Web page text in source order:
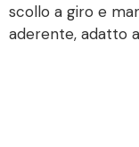
scollo a giro e
aderente, adatto